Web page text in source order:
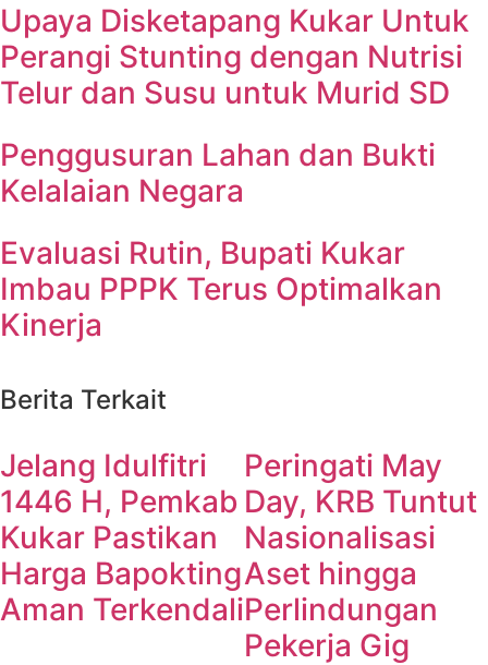
Upaya Disketapang Kukar Untuk
Perangi Stunting dengan Nutrisi
Telur dan Susu untuk Murid SD
Penggusuran Lahan dan Bukti
Kelalaian Negara
Evaluasi Rutin, Bupati Kukar
Imbau PPPK Terus Optimalkan
Kinerja
Berita Terkait
Jelang Idulfitri
1446 H, Pemkab
Kukar Pastikan
Harga Bapokting
Aman Terkendali
Peringati May
Day, KRB Tuntut
Nasionalisasi
Aset hingga
Perlindungan
Pekerja Gig